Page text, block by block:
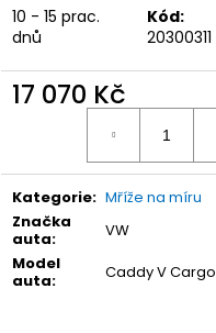
10 - 15 prac.
dnů
Kód:
20300311
17 070 Kč
Kategorie: Mříže na míru
Značka
auta:
VW
Model
auta: Caddy V Cargo